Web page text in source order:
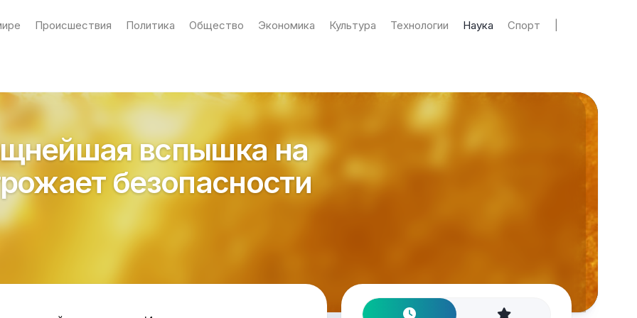
Происшествия Политика Общество Экономика Культура Технологии Наука Спорт
вспышка на
безопасности